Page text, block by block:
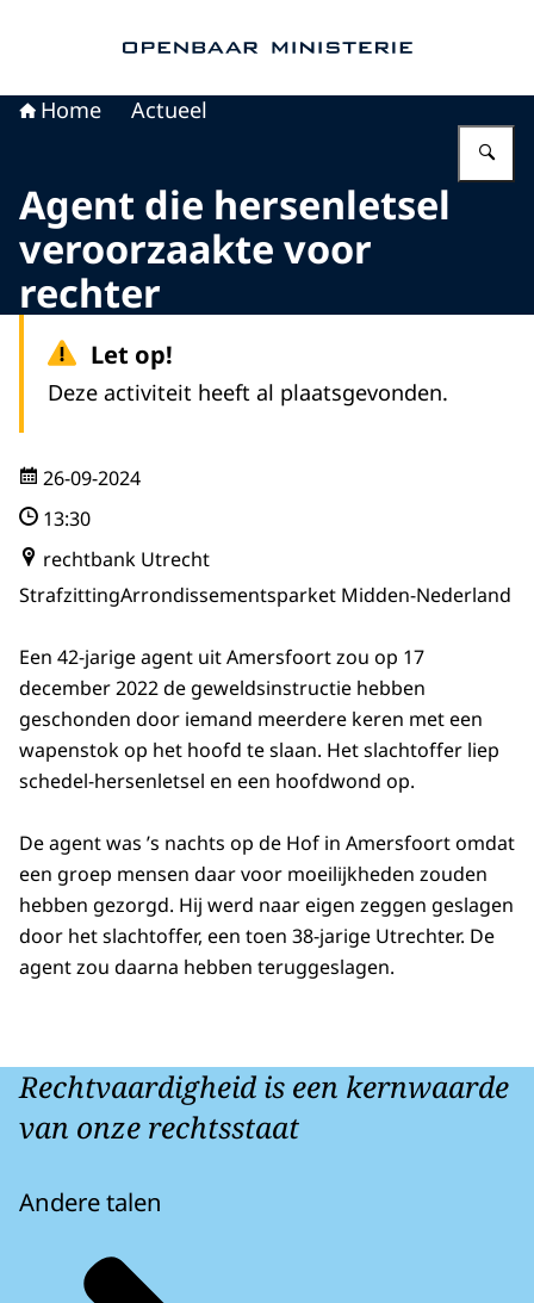
Home Actueel
Agent die hersenletsel
veroorzaakte voor
rechter
Let op!
Deze activiteit heeft al plaatsgevonden.
26-09-2024
13:30
rechtbank Utrecht
StrafzittingArrondissementsparket Midden-Nederland
Een 42-jarige agent uit Amersfoort zou op 17
december 2022 de geweldsinstructie hebben
geschonden door iemand meerdere keren met een
wapenstok op het hoofd te slaan. Het slachtoffer liep
schedel-hersenletsel en een hoofdwond op.
De agent was ’s nachts op de Hof in Amersfoort omdat
een groep mensen daar voor moeilijkheden zouden
hebben gezorgd. Hij werd naar eigen zeggen geslagen
door het slachtoffer, een toen 38-jarige Utrechter. De
agent zou daarna hebben teruggeslagen.
Rechtvaardigheid is een kernwaarde
van onze rechtsstaat
Andere talen